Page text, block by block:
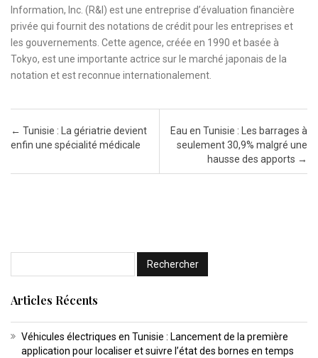
Information, Inc. (R&I) est une entreprise d’évaluation financière
privée qui fournit des notations de crédit pour les entreprises et
les gouvernements. Cette agence, créée en 1990 et basée à
Tokyo, est une importante actrice sur le marché japonais de la
notation et est reconnue internationalement.
Post navigation
← Tunisie : La gériatrie devient
enfin une spécialité médicale
Eau en Tunisie : Les barrages à
seulement 30,9% malgré une
hausse des apports →
Articles Récents
Véhicules électriques en Tunisie : Lancement de la première
application pour localiser et suivre l’état des bornes en temps